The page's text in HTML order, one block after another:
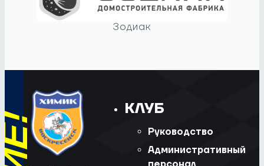
Зодиак
КЛУБ
Руководство
Административный